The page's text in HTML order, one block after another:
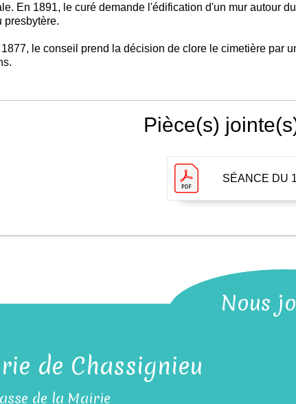
En 1891, le curé demande l'édification d'un mur autour
presbytère.
le conseil prend la décision de clore le cimetière par
Pièce(s)
SÉANCE DU
Nous
de Chassignieu
de la Mairie